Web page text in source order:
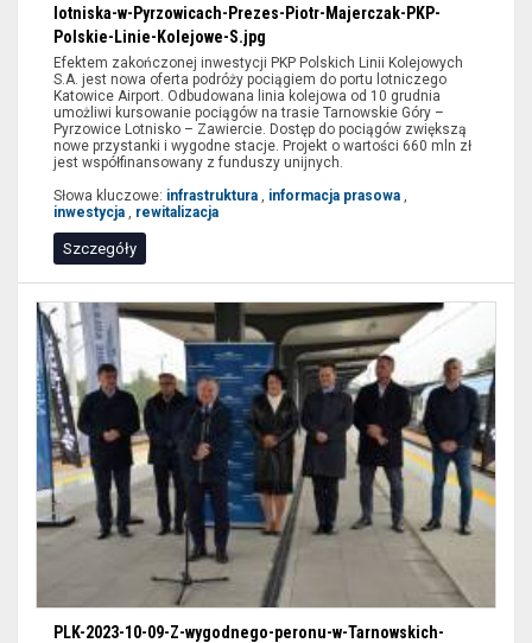
lotniska-w-Pyrzowicach-Prezes-Piotr-Majerczak-PKP-
Polskie-Linie-Kolejowe-S.jpg
Efektem zakończonej inwestycji PKP Polskich Linii Kolejowych
S.A. jest nowa oferta podróży pociągiem do portu lotniczego
Katowice Airport. Odbudowana linia kolejowa od 10 grudnia
umożliwi kursowanie pociągów na trasie Tarnowskie Góry –
Pyrzowice Lotnisko – Zawiercie. Dostęp do pociągów zwiększą
nowe przystanki i wygodne stacje. Projekt o wartości 660 mln zł
jest współfinansowany z funduszy unijnych.
Słowa kluczowe: infrastruktura informacja prasowa
inwestycja
rewitalizacja
Szczegóły
PLK-2023-10-09-Z-wygodnego-peronu-w-Tarnowskich-